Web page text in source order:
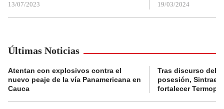
13/07/2023 19/03/2024
Últimas Noticias
Atentan con explosivos contra el
nuevo peaje de la vía Panamericana en
Cauca
Tras discurso del
posesión,
fortalecer